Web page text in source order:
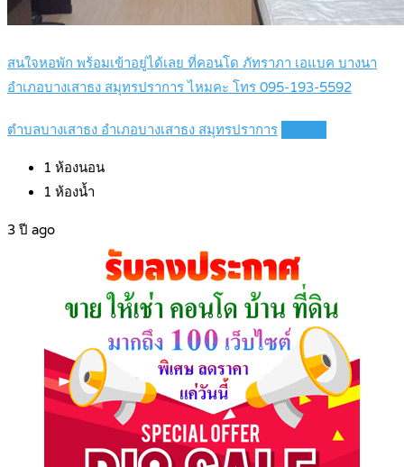
สนใจหอพัก พร้อมเข้าอยู่ได้เลย ที่คอนโด ภัทราภา เอแบค บางนา
อำเภอบางเสาธง สมุทรปราการ ไหมคะ โทร 095-193-5592
ตำบลบางเสาธง อำเภอบางเสาธง สมุทรปราการ
1 ห้องนอน
1 ห้องน้ำ
3 ปี ago